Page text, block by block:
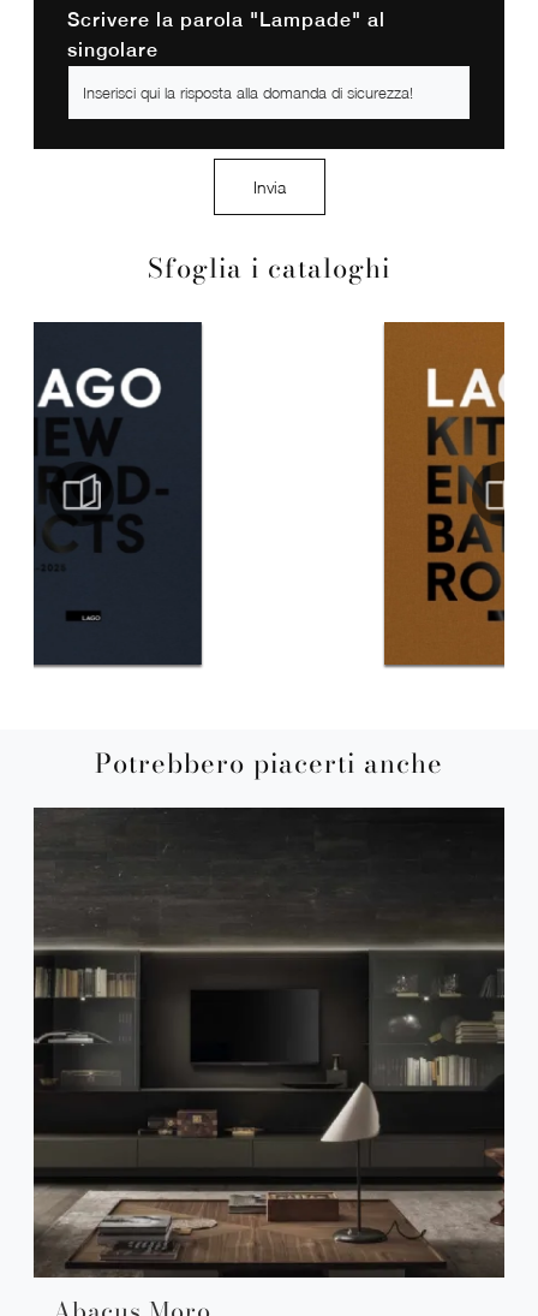
Sfoglia i cataloghi
Scrivere la parola "Lampade" al
singolare
Invia
Potrebbero piacerti anche